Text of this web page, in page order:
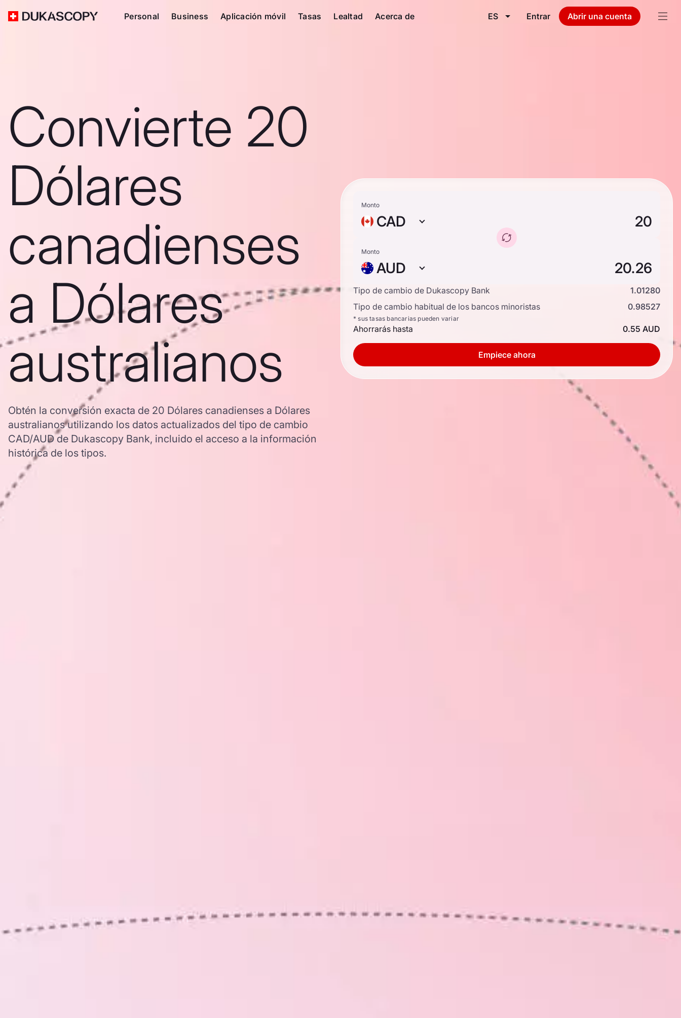
Personal Business Aplicación móvil Tasas Lealtad Acerca de ES Entrar Abrir una cuenta
Convierte 20
Dólares
canadienses
a Dólares
australianos
Obtén la conversión exacta de 20 Dólares canadienses a Dólares
australianos utilizando los datos actualizados del tipo de cambio
CAD/AUD de Dukascopy Bank, incluido el acceso a la información
histórica de los tipos.
Monto
CAD
Monto
AUD
Tipo de cambio de Dukascopy Bank
1.01280
Tipo de cambio habitual de los bancos minoristas
0.98527
* sus tasas bancarias pueden variar
Ahorrarás hasta 0.55 AUD
Empiece ahora